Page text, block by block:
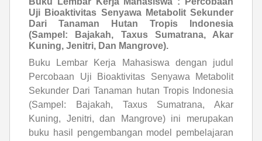
Uji Bioaktivitas Senyawa Metabolit Sekunder
Dari Tanaman Hutan Tropis Indonesia
(Sampel: Bajakah, Taxus Sumatrana, Akar
Kuning, Jenitri, Dan Mangrove).
Buku Lembar Kerja Mahasiswa dengan judul
Percobaan Uji Bioaktivitas Senyawa Metabolit
Sekunder Dari Tanaman hutan Tropis Indonesia
(Sampel: Bajakah, Taxus Sumatrana, Akar
Kuning, Jenitri, dan Mangrove) ini merupakan
buku hasil pengembangan model pembelajaran